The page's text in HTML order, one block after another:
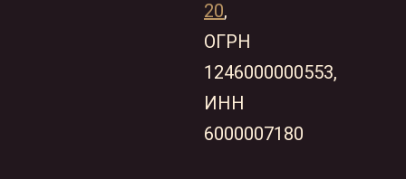
20,
ОГРН
1246000000553,
ИНН
6000007180